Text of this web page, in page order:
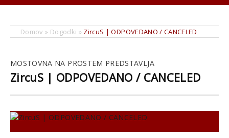
Domov » Dogodki » ZircuS | ODPOVEDANO / CANCELED
MOSTOVNA NA PROSTEM PREDSTAVLJA
ZircuS | ODPOVEDANO / CANCELED